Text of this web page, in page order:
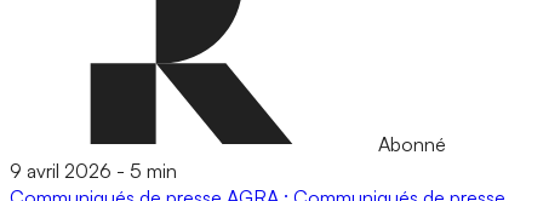
Abonné
9 avril 2026 - 5 min